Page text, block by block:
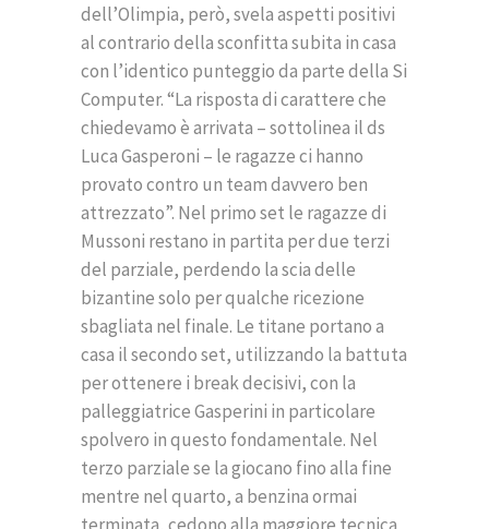
dell’Olimpia, però, svela aspetti positivi
al contrario della sconfitta subita in casa
con l’identico punteggio da parte della Si
Computer. “La risposta di carattere che
chiedevamo è arrivata – sottolinea il ds
Luca Gasperoni – le ragazze ci hanno
provato contro un team davvero ben
attrezzato”. Nel primo set le ragazze di
Mussoni restano in partita per due terzi
del parziale, perdendo la scia delle
bizantine solo per qualche ricezione
sbagliata nel finale. Le titane portano a
casa il secondo set, utilizzando la battuta
per ottenere i break decisivi, con la
palleggiatrice Gasperini in particolare
spolvero in questo fondamentale. Nel
terzo parziale se la giocano fino alla fine
mentre nel quarto, a benzina ormai